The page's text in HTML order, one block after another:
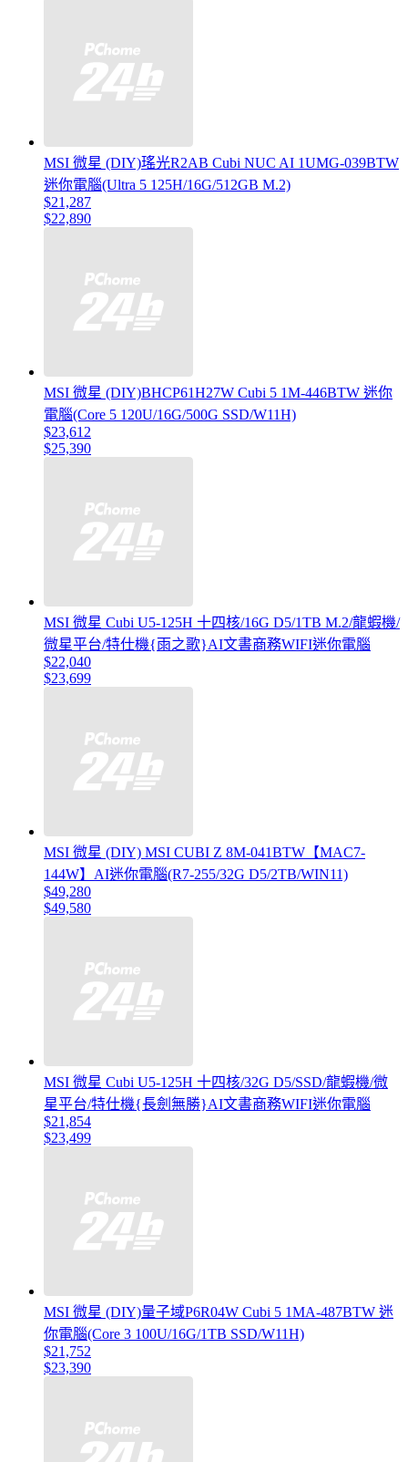
MSI 微星 (DIY)瑤光R2AB Cubi NUC AI 1UMG-039BTW
迷你電腦(Ultra 5 125H/16G/512GB M.2)
$21,287
$22,890
MSI 微星 (DIY)BHCP61H27W Cubi 5 1M-446BTW 迷你
電腦(Core 5 120U/16G/500G SSD/W11H)
$23,612
$25,390
MSI 微星 Cubi U5-125H 十四核/16G D5/1TB M.2/龍蝦機/
微星平台/特仕機{雨之歌}AI文書商務WIFI迷你電腦
$22,040
$23,699
MSI 微星 (DIY) MSI CUBI Z 8M-041BTW【MAC7-
144W】AI迷你電腦(R7-255/32G D5/2TB/WIN11)
$49,280
$49,580
MSI 微星 Cubi U5-125H 十四核/32G D5/SSD/龍蝦機/微
星平台/特仕機{長劍無勝}AI文書商務WIFI迷你電腦
$21,854
$23,499
MSI 微星 (DIY)量子域P6R04W Cubi 5 1MA-487BTW 迷
你電腦(Core 3 100U/16G/1TB SSD/W11H)
$21,752
$23,390